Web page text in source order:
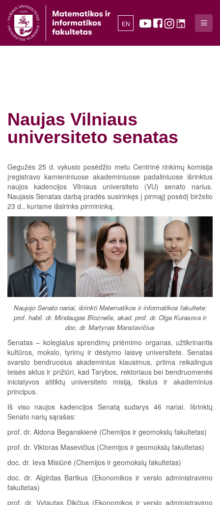
EN
Naujas Vilniaus
universiteto senatas
Gegužės 25 d. vykusio posėdžio metu Centrinė rinkimų komisija
įregistravo kamieniniuose akademiniuose padaliniuose išrinktus
naujos kadencijos Vilniaus universiteto (VU) senato narius.
Naujasis Senatas darbą pradės susirinkęs į pirmąjį posėdį birželio
23 d., kuriame išsirinks pirmininką.
Naujojo Senato nariai, išrinkti Matematikos ir informatikos fakultete:
prof. habil. dr. Mindaugas Bloznelis, akad. prof. dr. Olga Kurasova ir
doc. dr. Martynas Manstavičius
Senatas – kolegialus sprendimų priėmimo organas, užtikrinantis
kultūros, mokslo, tyrimų ir dėstymo laisvę universitete. Senatas
svarsto bendruosius akademinius klausimus, priima reikalingus
teisės aktus ir prižiūri, kad Tarybos, rektoriaus bei bendruomenės
iniciatyvos atitiktų universiteto misiją, tikslus ir akademinius
principus.
Iš viso naujos kadencijos Senatą sudarys 46 nariai. Išrinktų
Senato narių sąrašas:
prof. dr. Aldona Beganskienė (Chemijos ir geomokslų fakultetas)
prof. dr. Viktoras Masevičius (Chemijos ir geomokslų fakultetas)
doc. dr. Ieva Misiūnė (Chemijos ir geomokslų fakultetas)
doc. dr. Algirdas Bartkus (Ekonomikos ir verslo administravimo
fakultetas)
prof. dr. Vytautas Dikčius (Ekonomikos ir verslo administravimo